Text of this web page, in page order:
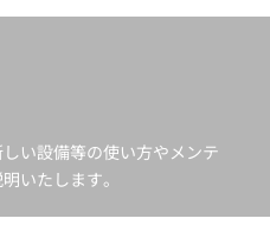
い設備等の使い方やメンテ
いたします。